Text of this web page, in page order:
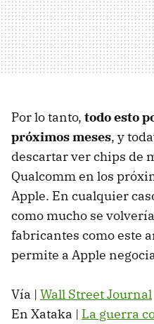
Por lo tanto, todo esto
próximos meses, y
descartar ver chips de
Qualcomm en los
Apple. En cualquier
como mucho se
fabricantes como este
permite a Apple
Vía | Wall Street Journal
En Xataka | La guerra